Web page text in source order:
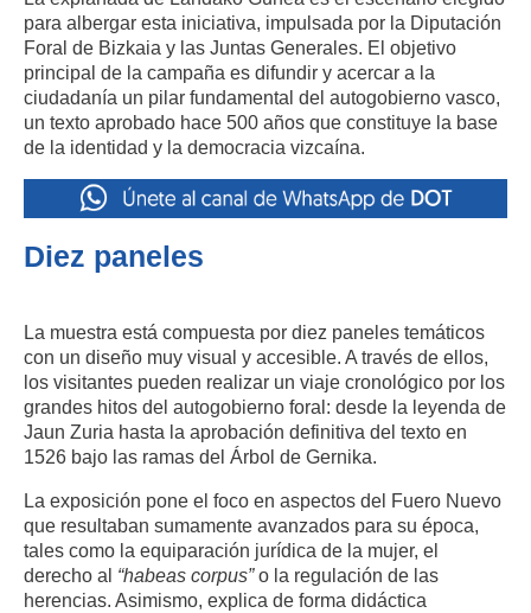
para albergar esta iniciativa, impulsada por la Diputación
Foral de Bizkaia y las Juntas Generales. El objetivo
principal de la campaña es difundir y acercar a la
ciudadanía un pilar fundamental del autogobierno vasco,
un texto aprobado hace 500 años que constituye la base
de la identidad y la democracia vizcaína.
Diez paneles
La muestra está compuesta por diez paneles temáticos
con un diseño muy visual y accesible. A través de ellos,
los visitantes pueden realizar un viaje cronológico por los
grandes hitos del autogobierno foral: desde la leyenda de
Jaun Zuria hasta la aprobación definitiva del texto en
1526 bajo las ramas del Árbol de Gernika.
La exposición pone el foco en aspectos del Fuero Nuevo
que resultaban sumamente avanzados para su época,
tales como la equiparación jurídica de la mujer, el
derecho al “habeas corpus”o la regulación de las
herencias. Asimismo, explica de forma didáctica